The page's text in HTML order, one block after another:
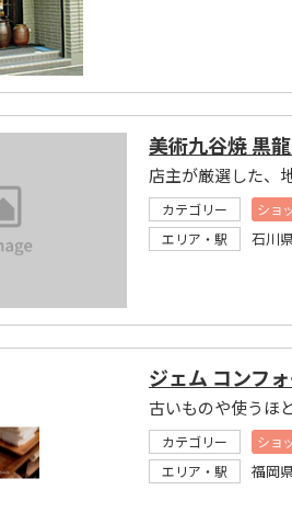
美術九谷焼 黒
店主が厳選した、
カテゴリー ショ
エリア・駅
石川
ジェム コンフ
カテゴリー ショ
エリア・駅
福岡